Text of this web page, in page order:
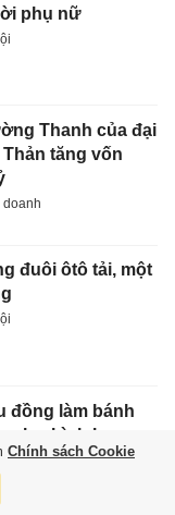
phụ nữ
Thanh của đại
tăng vốn
doanh
đuôi ôtô tải, một
đồng làm bánh
như bình hoa
Chính sách Cookie